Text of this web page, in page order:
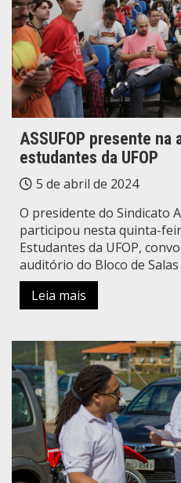
ASSUFOP presente na
estudantes da UFOP
5 de abril de 2024
O presidente do Sindicato
participou nesta quinta-
Estudantes da UFOP,
auditório do Bloco de Salas
Leia mais